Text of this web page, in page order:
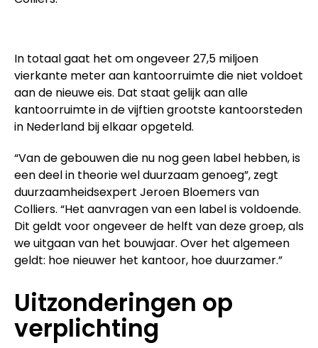
In totaal gaat het om ongeveer 27,5 miljoen
vierkante meter aan kantoorruimte die niet voldoet
aan de nieuwe eis. Dat staat gelijk aan alle
kantoorruimte in de vijftien grootste kantoorsteden
in Nederland bij elkaar opgeteld.
“Van de gebouwen die nu nog geen label hebben, is
een deel in theorie wel duurzaam genoeg”, zegt
duurzaamheidsexpert Jeroen Bloemers van
Colliers. “Het aanvragen van een label is voldoende.
Dit geldt voor ongeveer de helft van deze groep, als
we uitgaan van het bouwjaar. Over het algemeen
geldt: hoe nieuwer het kantoor, hoe duurzamer.”
Uitzonderingen op
verplichting